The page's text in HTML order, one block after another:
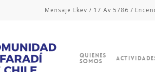
Mensaje Ekev / 17 Av 5786 /
Quienes
Somos